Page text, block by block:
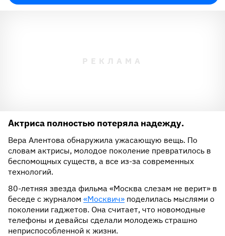
Актриса полностью потеряла надежду.
Вера Алентова обнаружила ужасающую вещь. По
словам актрисы, молодое поколение превратилось в
беспомощных существ, а все из-за современных
технологий.
80-летняя звезда фильма «Москва слезам не верит» в
беседе с журналом «Москвич» поделилась мыслями о
поколении гаджетов. Она считает, что новомодные
телефоны и девайсы сделали молодежь страшно
неприспособленной к жизни.